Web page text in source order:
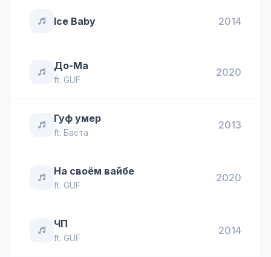
Ice Baby 2014
До-Ма
ft. GUF
2020
Гуф умер
ft. Баста
2013
На своём вайбе
ft. GUF
2020
ЧП
ft. GUF
2014